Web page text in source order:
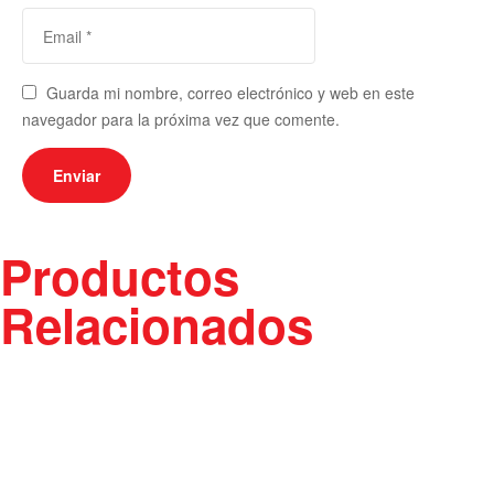
Guarda mi nombre, correo electrónico y web en este
navegador para la próxima vez que comente.
Productos
Relacionados